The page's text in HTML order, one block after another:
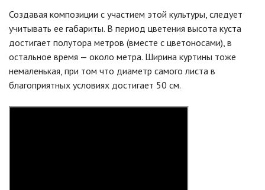
Создавая композиции с участием этой культуры, следует
учитывать ее габариты. В период цветения высота куста
достигает полутора метров (вместе с цветоносами), в
остальное время — около метра. Ширина куртины тоже
немаленькая, при том что диаметр самого листа в
благоприятных условиях достигает 50 см.